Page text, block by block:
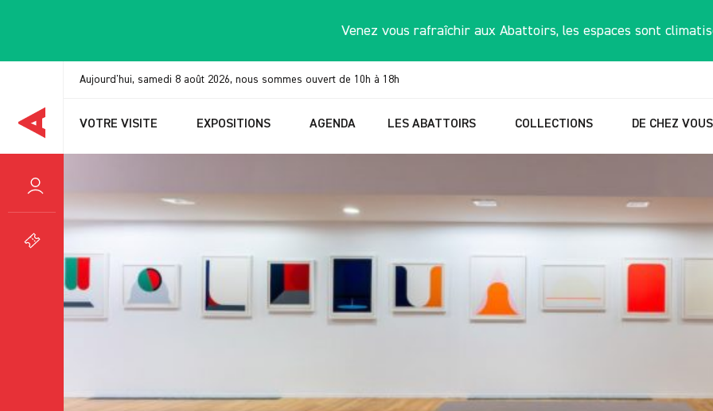
Venez vous rafraîchir aux Abattoirs, les espaces sont
Aujourd'hui, samedi 8 août 2026, nous sommes ouvert de 10h à 18h
VOTRE VISITE EXPOSITIONS AGENDA LES ABATTOIRS COLLECTIONS DE CHEZ